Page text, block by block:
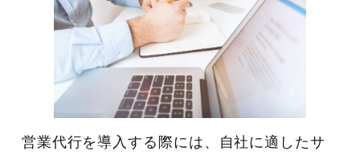
営業代行を導入する際には、自社に適したサ